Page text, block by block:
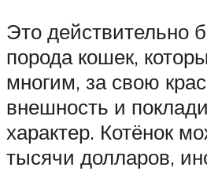
Это действительно
порода кошек,
многим, за свою
внешность и
характер. Котёнок
тысячи долларов,